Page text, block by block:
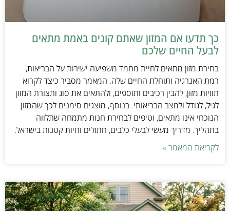
כך תדעו אם המזון שאתם קונים באמת מתאים
לבעל החיים שלכם
בחירת מזון מתאים לחיית מחמד משפיעה ישירות על הבריאות,
רמת האנרגיה ותוחלת החיים שלה. המאמר מסביר כיצד לקרוא
תוויות מזון, להבין רכיבים ותוספים, ולהתאים את סוג ותצורת המזון
לגיל, לגודל ולמצב הבריאותי. בנוסף, מוצגים סימנים לכך שהמזון
הנוכחי אינו מתאים, וטיפים לבחירת חנות מתמחה שתלווה
בתהליך. מדריך מעשי לבעלי כלבים, חתולים וחיות קטנות בישראל.
לקריאת המאמר »